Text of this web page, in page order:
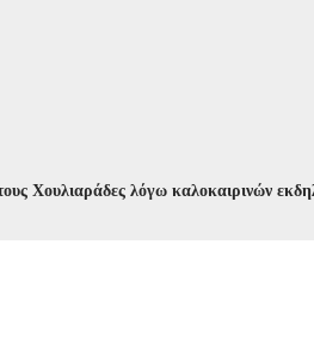
λόγω καλοκαιρινών εκδηλώσεων